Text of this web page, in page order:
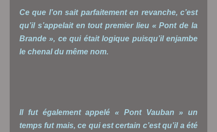
Ce que l’on sait parfaitement en revanche, c’est
qu’il s’appelait en tout premier lieu « Pont de la
Brande », ce qui était logique puisqu’il enjambe
le chenal du même nom.
Il fut également appelé « Pont Vauban » un
temps fut mais, ce qui est certain c’est qu’il a été